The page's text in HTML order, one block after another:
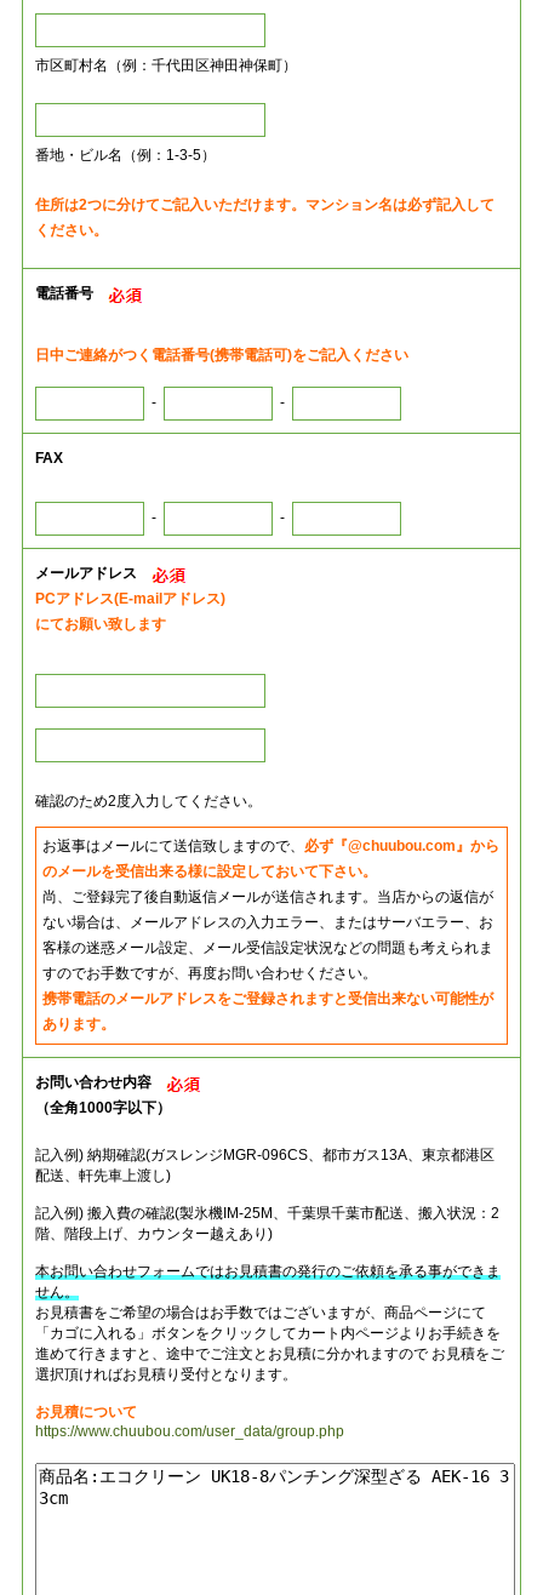
市区町村名（例：千代田区神田神保町）
番地・ビル名（例：1-3-5）
住所は2つに分けてご記入いただけます。マンション名は必ず記入して
ください。
電話番号
日中ご連絡がつく電話番号(携帯電話可)をご記入ください
- -
FAX
- -
メールアドレス
PCアドレス(E-mailアドレス)
にてお願い致します
確認のため2度入力してください。
お返事はメールにて送信致しますので、 必ず『@chuubou.com』から
のメールを受信出来る様に設定しておいて下さい。
尚、ご登録完了後自動返信メールが送信されます。当店からの返信が
ない場合は、メールアドレスの入力エラー、またはサーバエラー、お
客様の迷惑メール設定、メール受信設定状況などの問題も考えられま
すのでお手数ですが、再度お問い合わせください。
携帯電話のメールアドレスをご登録されますと受信出来ない可能性が
あります。
お問い合わせ内容
（全角1000字以下）
記入例) 納期確認(ガスレンジMGR-096CS、都市ガス13A、東京都港区
配送、軒先車上渡し)
記入例) 搬入費の確認(製氷機IM-25M、千葉県千葉市配送、搬入状況：2
階、階段上げ、カウンター越えあり)
本お問い合わせフォームではお見積書の発行のご依頼を承る事ができま
せん。
お見積書をご希望の場合はお手数ではございますが、商品ページにて
「カゴに入れる」ボタンをクリックしてカート内ページよりお手続きを
進めて行きますと、途中でご注文とお見積に分かれますので お見積をご
選択頂ければお見積り受付となります。
お見積について
https://www.chuubou.com/user_data/group.php